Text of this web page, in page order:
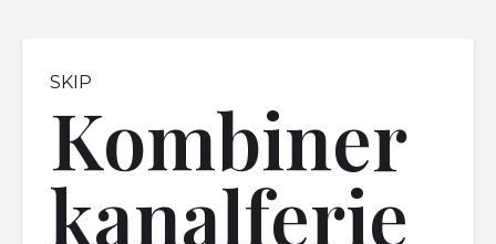
Kombiner
kanalferie
SKIP